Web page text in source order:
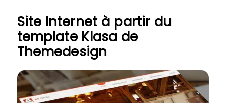
Site Internet à partir du
template Klasa de
Themedesign